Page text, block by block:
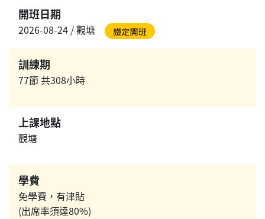
開班日期
2026-08-24 / 觀塘
訓練期
77節 共308小時
上課地點
觀塘
學費
免學費，有津貼
(出席率須達80%)